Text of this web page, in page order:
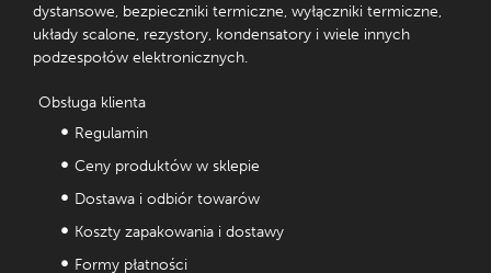
dystansowe, bezpieczniki termiczne, wyłączniki termiczne,
układy scalone, rezystory, kondensatory i wiele innych
podzespołów elektronicznych.
Obsługa klienta
Regulamin
Ceny produktów w sklepie
Dostawa i odbiór towarów
Koszty zapakowania i dostawy
Formy płatności